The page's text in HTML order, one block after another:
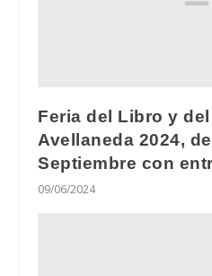
Feria del Libro y
Avellaneda 2024,
Septiembre con
09/06/2024